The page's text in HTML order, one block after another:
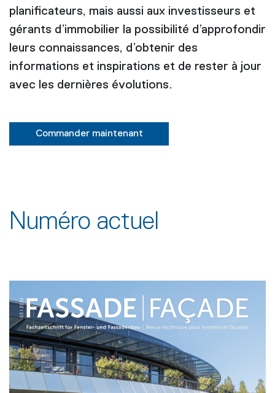
planificateurs, mais aussi aux investisseurs et
gérants d’immobilier la possibilité d’approfondir
leurs connaissances, d’obtenir des
informations et inspirations et de rester à jour
avec les dernières évolutions.
Commander maintenant
Numéro actuel